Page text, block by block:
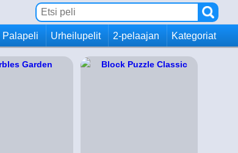
Palapeli Urheilupelit 2-pelaajan Kategoriat